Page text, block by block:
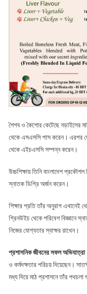
শৈশব ও কৈশোর কেটেছে নড়াইলের
থেকে এসএসসি পাস করেন। এরপর
থেকে এইচএসসি সম্পন্ন করেন।
উচ্চশিক্ষায় তিনি বাংলাদেশ প্রকৌশল
স্নাতক ডিগ্রি অর্জন করেন।
শিক্ষার প্রতি তাঁর অনুরাগ এখানেই
গ্রিনউইচ থেকে পরিবেশ বিজ্ঞানে
নিজের যোগ্যতার স্বাক্ষর রাখেন।
প্রশাসনিক জীবনের সফল
ও কর্মদক্ষতার পরিচয় দিয়েছেন।
মধ্য দিয়ে মাঠ প্রশাসনে তাঁর